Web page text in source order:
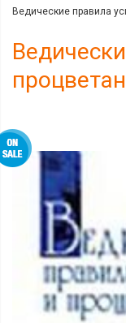
Ведические правила